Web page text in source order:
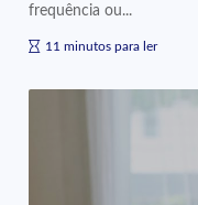
frequência ou...
11 minutos para ler